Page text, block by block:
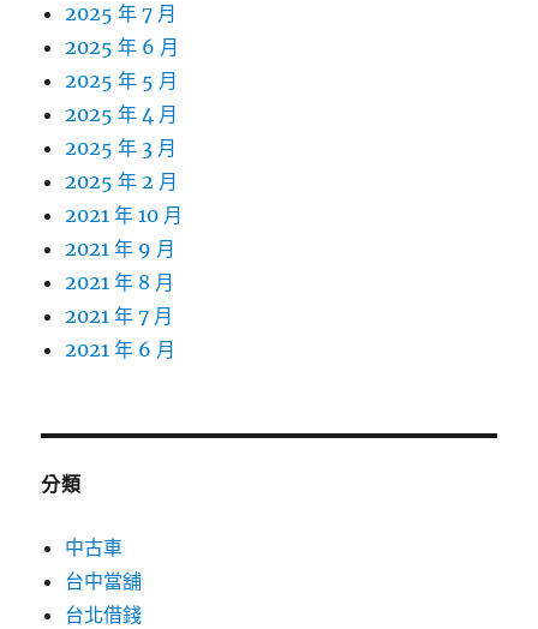
2025 年 7 月
2025 年 6 月
2025 年 5 月
2025 年 4 月
2025 年 3 月
2025 年 2 月
2021 年 10 月
2021 年 9 月
2021 年 8 月
2021 年 7 月
2021 年 6 月
分類
中古車
台中當舖
台北借錢